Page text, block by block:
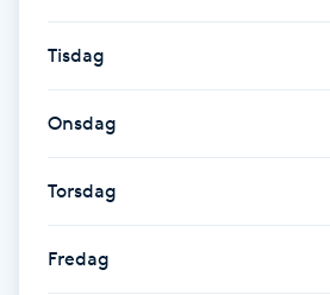
Laserbehandling
Lashlift Keratin
Tisdag
Onsdag
Torsdag
Fredag